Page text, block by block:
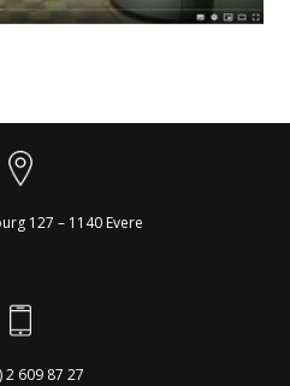
127 – 1140 Evere
2 609 87 27